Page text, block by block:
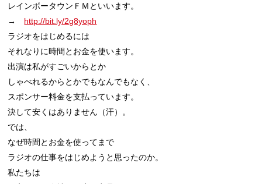
レインボータウンＦＭといいます。
→ http://bit.ly/2g8yoph
ラジオをはじめるには
それなりに時間とお金を使います。
出演は私がすごいからとか
しゃべれるからとかでもなんでもなく、
スポンサー料金を支払っています。
決して安くはありません（汗）。
では、
なぜ時間とお金を使ってまで
ラジオの仕事をはじめようと思ったのか。
私たちは